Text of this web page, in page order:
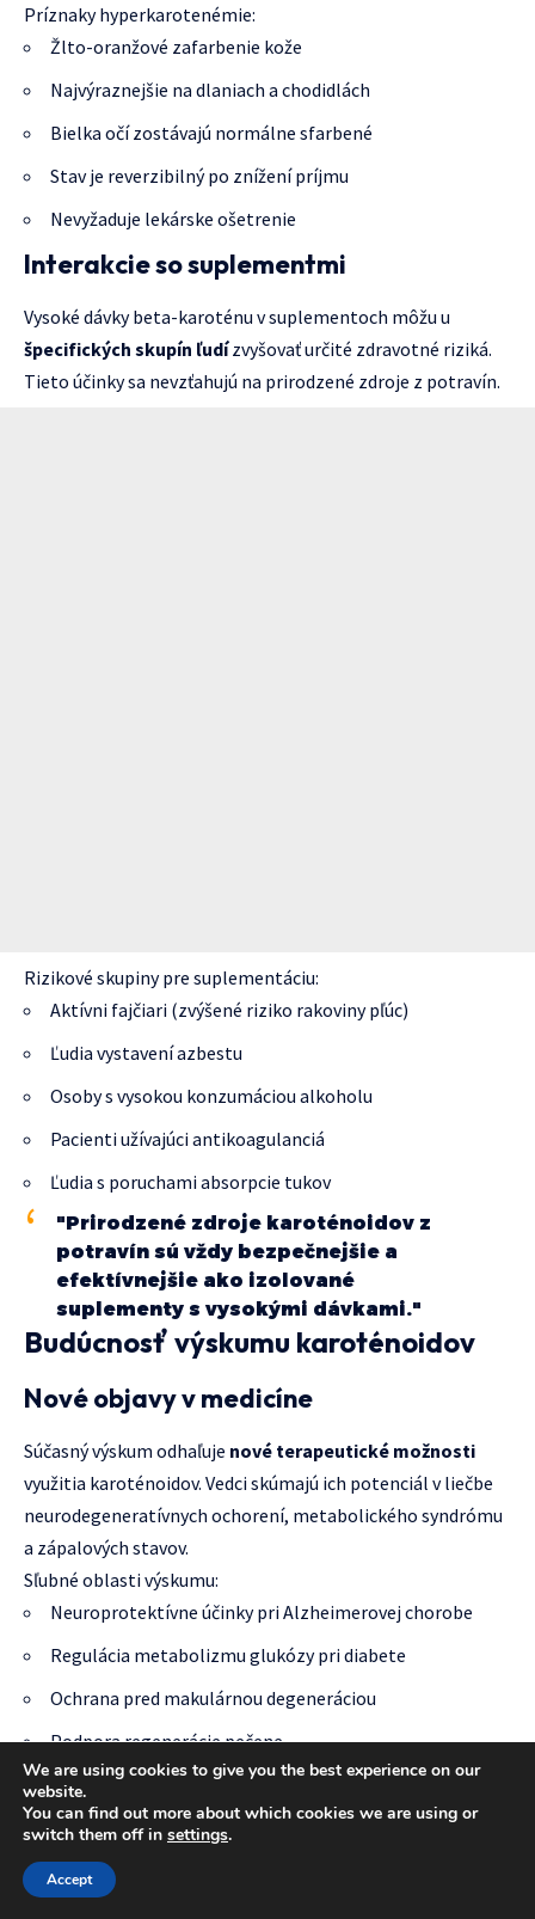
Príznaky hyperkarotenémie:
Žlto-oranžové zafarbenie kože
Najvýraznejšie na dlaniach a chodidlách
Bielka očí zostávajú normálne sfarbené
Stav je reverzibilný po znížení príjmu
Nevyžaduje lekárske ošetrenie
Interakcie so suplementmi
Vysoké dávky beta-karoténu v suplementoch môžu u
špecifických skupín ľudízvyšovať určité zdravotné riziká.
Tieto účinky sa nevzťahujú na prirodzené zdroje z potravín.
Rizikové skupiny pre suplementáciu:
Aktívni fajčiari (zvýšené riziko rakoviny pľúc)
Ľudia vystavení azbestu
Osoby s vysokou konzumáciou alkoholu
Pacienti užívajúci antikoagulanciá
Ľudia s poruchami absorpcie tukov
"Prirodzené zdroje karoténoidov z
potravín sú vždy bezpečnejšie a
efektívnejšie ako izolované
suplementy s vysokými dávkami."
Budúcnosť výskumu karoténoidov
Nové objavy v medicíne
Súčasný výskum odhaľuje nové terapeutické možnosti
využitia karoténoidov. Vedci skúmajú ich potenciál v liečbe
neurodegeneratívnych ochorení, metabolického syndrómu
a zápalových stavov.
Sľubné oblasti výskumu:
Neuroprotektívne účinky pri Alzheimerovej chorobe
Regulácia metabolizmu glukózy pri diabete
Ochrana pred makulárnou degeneráciou
Podpora regenerácie pečene
Protizápalové účinky pri artritíde
Biotechnologické inovácie
Moderné biotechnológie umožňujú
We are using cookies to give you the best experience on our
website.
You can find out more about which cookies we are using or
switch them off in settings.
Accept